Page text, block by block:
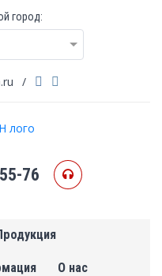
город:
/
76
О нас